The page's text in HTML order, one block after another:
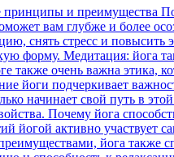
разнообразием практик йоги Перед вами открывается удивительный мир разнообразных практик йоги, каждая из которых включает в себя уникальные методы и подходы к достижению гармонии и баланса. Изучение разновидностей йоги позволяет каждому найти практику, соответствующую его потребностям, физической подготовке и духовным стремлениям. Одной из популярных разновидностей йоги является Хатха йога, которая фокусируется на физических асанах и контроле дыхания. Желающие развить гибкость, силу и сосредоточенность будут наслаждаться этой практикой. Для тех, кто ищет духовное просветление и объединение с космосом, Сурья Намаскар, или Солнечное приветствие, может стать идеальным выбором. Это динамичная последовательность асан, которая помогает гармонизировать тело и развивать внутреннюю силу. Если вы хотите преодолеть стресс и найти покой ума, Мантра йога предлагает использование мелодичных звуковых повторений для сознательного сосредоточения и обретения внутреннего покоя. Знакомство с Бакти йогой позволит вам погрузиться в мир бесконечной любви и преданности. Практики Бакти йоги направлены на обретение близости с божественным и развитие эмоциональной гармонии. Аюрведическая йога объединяет физические практики йоги с принципами аюрведы, традиционной системы индийской медицины, чтобы обеспечить полное здоровье и благополучие. Это всего лишь несколько разновидностей йоги, доступных каждому. Открывайте этот насыщенный мир и находите свой путь к гармонии и